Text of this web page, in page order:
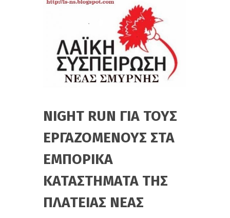
NIGHT RUN ΓΙΑ ΤΟΥΣ
ΕΡΓΑΖΟΜΕΝΟΥΣ ΣΤΑ
ΕΜΠΟΡΙΚΑ
ΚΑΤΑΣΤΗΜΑΤΑ ΤΗΣ
ΠΛΑΤΕΙΑΣ ΝΕΑΣ